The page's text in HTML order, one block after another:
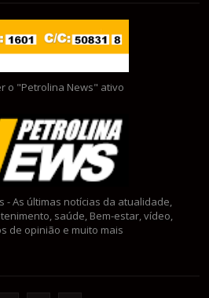
o "Petrolina News" ativo
- As últimas notícias da atualidade,
saúde, Bem-estar, vídeo,
de opinião e muito mais